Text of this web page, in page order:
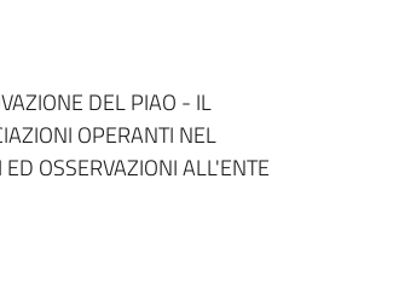
DEL PIAO - IL
OPERANTI NEL
OSSERVAZIONI ALL'ENTE